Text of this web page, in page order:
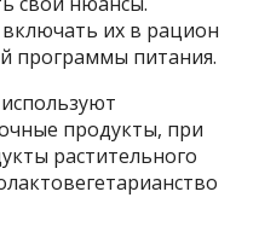
их в рацион
программы питания.
продукты, при
растительного